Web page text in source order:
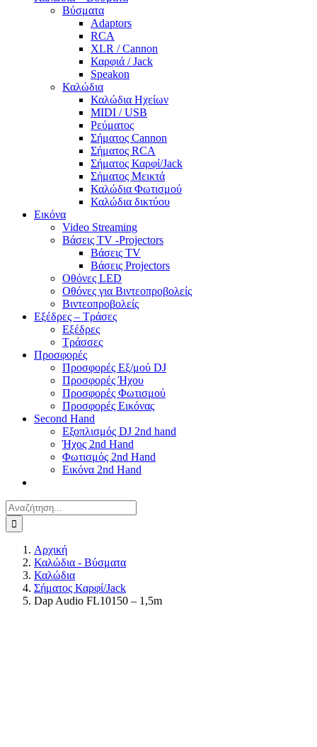
Βύσματα
Adaptors
RCA
XLR / Cannon
Καρφιά / Jack
Speakon
Καλώδια
Καλώδια Ηχείων
MIDI / USB
Ρεύματος
Σήματος Cannon
Σήματος RCA
Σήματος Καρφί/Jack
Σήματος Μεικτά
Καλώδια Φωτισμού
Καλώδια δικτύου
Εικόνα
Video Streaming
Βάσεις TV -Projectors
Βάσεις TV
Βάσεις Projectors
Οθόνες LED
Οθόνες για Βιντεοπροβολείς
Βιντεοπροβολείς
Εξέδρες – Τράσες
Εξέδρες
Τράσσες
Προσφορές
Προσφορές Εξ/μού DJ
Προσφορές Ήχου
Προσφορές Φωτισμού
Προσφορές Εικόνας
Second Hand
Εξοπλισμός DJ 2nd hand
Ήχος 2nd Hand
Φωτισμός 2nd Hand
Εικόνα 2nd Hand
Αναζήτηση
για:
Αρχική
Καλώδια - Βύσματα
Καλώδια
Σήματος Καρφί/Jack
Dap Audio FL10150 – 1,5m